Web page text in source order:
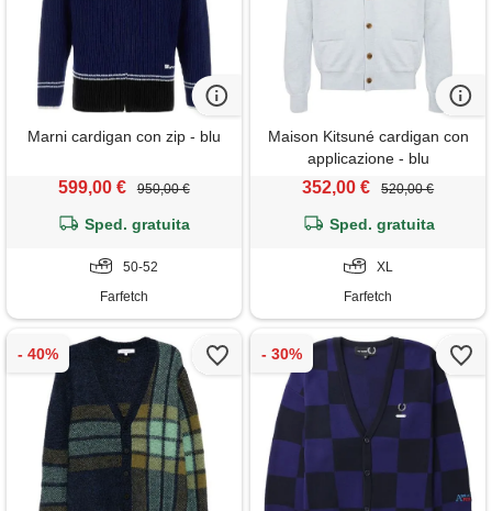
Marni cardigan con zip - blu
599,00 € 950,00 €
Sped. gratuita
50-52
Farfetch
Maison Kitsuné cardigan con
applicazione - blu
352,00 € 520,00 €
Sped. gratuita
XL
Farfetch